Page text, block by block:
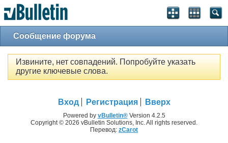
Сообщение форума
Извините, нет совпадений. Попробуйте указать
другие ключевые слова.
Вход Регистрация Вверх
Powered by vBulletin®Version 4.2.5
Copyright © 2026 vBulletin Solutions, Inc. All rights reserved.
Перевод: zCarot